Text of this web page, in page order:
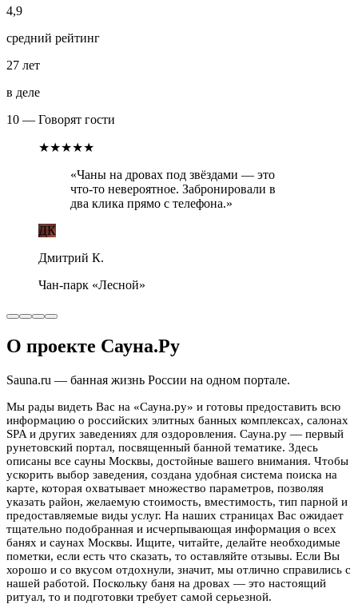
4,9
средний рейтинг
27 лет
в деле
10 — Говорят гости
★★★★★
«Чаны на дровах под звёздами — это
что-то невероятное. Забронировали в
два клика прямо с телефона.»
ДК
Дмитрий К.
Чан-парк «Лесной»
О проекте Сауна.Ру
Sauna.ru — банная жизнь России на одном портале.
Мы рады видеть Вас на «Сауна.ру» и готовы предоставить всю
информацию о российских элитных банных комплексах, салонах
SPA и других заведениях для оздоровления. Сауна.ру — первый
рунетовский портал, посвященный банной тематике. Здесь
описаны все сауны Москвы, достойные вашего внимания. Чтобы
ускорить выбор заведения, создана удобная система поиска на
карте, которая охватывает множество параметров, позволяя
указать район, желаемую стоимость, вместимость, тип парной и
предоставляемые виды услуг. На наших страницах Вас ожидает
тщательно подобранная и исчерпывающая информация о всех
банях и саунах Москвы. Ищите, читайте, делайте необходимые
пометки, если есть что сказать, то оставляйте отзывы. Если Вы
хорошо и со вкусом отдохнули, значит, мы отлично справились с
нашей работой. Поскольку баня на дровах — это настоящий
ритуал, то и подготовки требует самой серьезной.